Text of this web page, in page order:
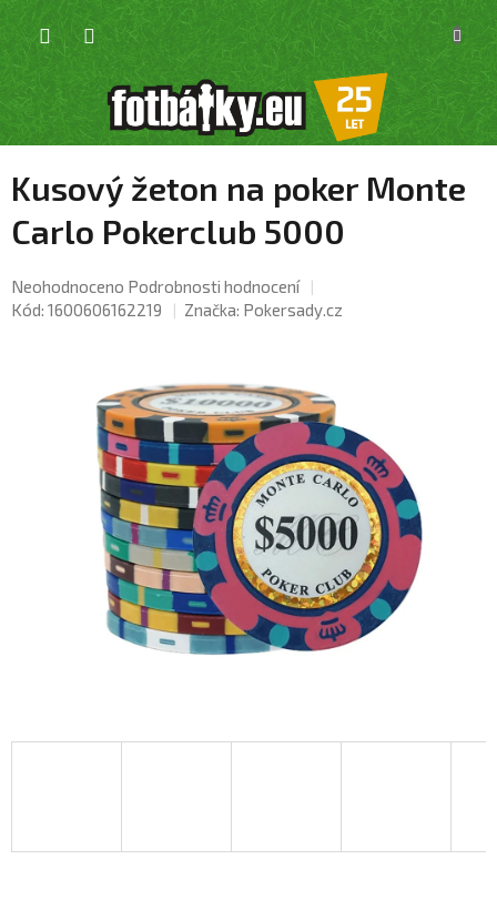
Přejít
obsah
KOŠÍK
Kusový žeton na poker Monte
Carlo Pokerclub 5000
Průměrné
hodnocení
Neohodnoceno Podrobnosti hodnocení
Kód: 1600606162219 Značka: Pokersady.cz